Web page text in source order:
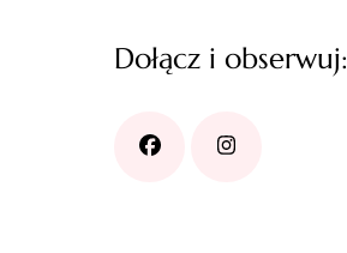
Dołącz i obserwuj: